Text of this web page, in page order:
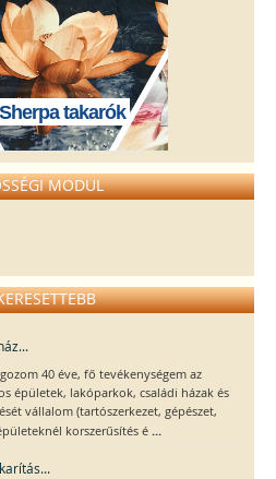
Sherpa takarók
MODUL
40 éve, fő tevékenységem az
épületek, lakóparkok, családi házak és
vállalom (tartószerkezet, gépészet,
korszerűsítés é ...